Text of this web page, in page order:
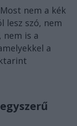
nem a kék
lesz szó, nem
nem is a
a